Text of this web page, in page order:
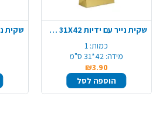
שקית נייר עם ידיות 31X42 ס"מ - זהב מטאלי
כמות: 1
מידה: 42*31 ס"מ
₪3.90
הוספה לסל